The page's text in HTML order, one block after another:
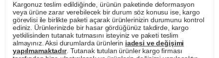
Kargonuz teslim edildiğinde, ürünün paketinde deformasyon
veya ürüne zarar verebilecek bir durum söz konusu ise, kargo
görevlisi ile birlikte paketi açarak ürünlerinizin durumunu kontrol
ediniz. Ürünlerinizde bir hasar gördüğünüz takdirde, kargo
yetkilisinden tutanak tutmasını isteyiniz ve paketi teslim
almayınız. Aksi durumlarda ürünlerin iadesi ve değişimi
yapılmamaktadır. Tutanak tutulan ürünler kargo firması